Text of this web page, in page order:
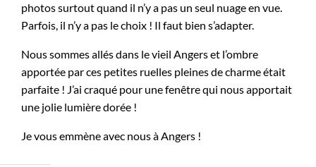
photos surtout quand il n’y a pas un seul nuage en vue.
Parfois, il n’y a pas le choix ! Il faut bien s’adapter.
Nous sommes allés dans le vieil Angers et l’ombre
apportée par ces petites ruelles pleines de charme était
parfaite ! J’ai craqué pour une fenêtre qui nous apportait
une jolie lumière dorée !
Je vous emmène avec nous à Angers !